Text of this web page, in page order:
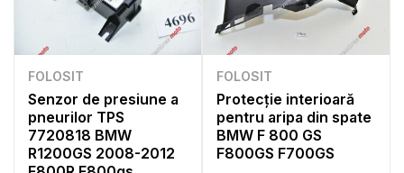
FOLOSIT
Senzor de presiune a
pneurilor TPS
7720818 BMW
R1200GS 2008-2012
FOLOSIT
Protecție interioară
pentru aripa din spate
BMW F 800 GS
F800GS F700GS